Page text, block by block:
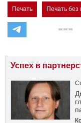
Печать Печать
Успех в